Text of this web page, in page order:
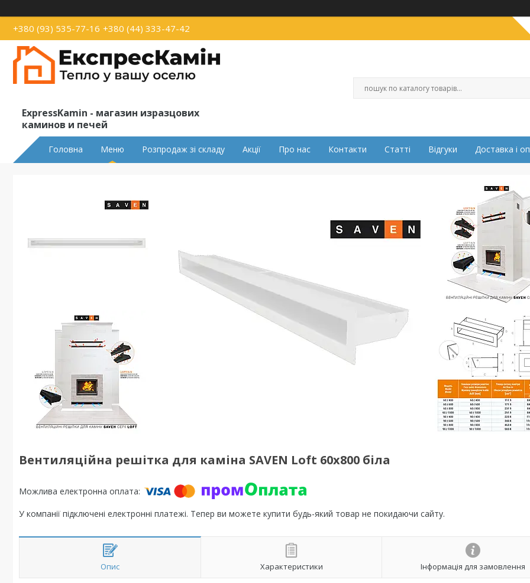
+380 (93) 535-77-16 +380 (44) 333-47-42
ExpressKamin - магазин изразцових
каминов и печей
Головна Меню Розпродаж зі складу Акції Про нас Контакти Статті Відгуки Доставка і
Вентиляційна решітка для каміна SAVEN Loft 60х800 біла
У компанії підключені електронні платежі. Тепер ви можете купити будь-який товар не покидаючи сайту.
Опис Характеристики Інформація для замовлення